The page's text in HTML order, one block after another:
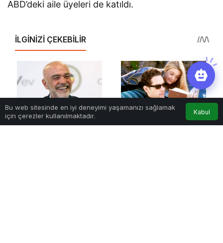
ABD’deki aile üyeleri de katıldı.
Bu web sitesinde en iyi deneyimi yaşamanızı sağlamak
için çerezler kullanılmaktadır.
Kabul